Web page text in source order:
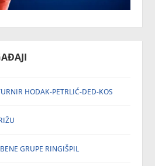
HODAK-PETRLIĆ-DED-KOS
GRUPE RINGIŠPIL